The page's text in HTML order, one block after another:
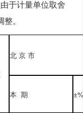
于计量单位取舍
。
北 京 市
本 期 ±%